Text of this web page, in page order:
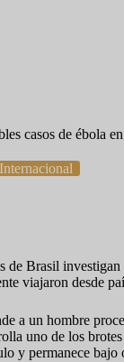
casos de ébola
Internacional
de Brasil
viajaron desde
a un hombre
uno de los
y permanece bajo